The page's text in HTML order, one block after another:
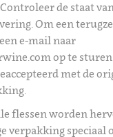
Controleer de staat
Om een
e-mail naar
op te
met de
flessen worden
verpakking speciaal